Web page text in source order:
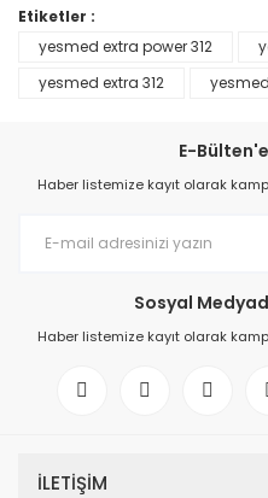
Etiketler :
yesmed extra power 312
yesmed extra 312
E-
Haber listemize kayıt olarak
Sosyal
Haber listemize kayıt olarak
İLETİŞİM